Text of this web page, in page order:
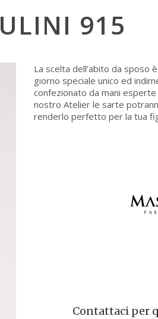
915
La scelta dell’abito da sposo
giorno speciale unico ed
confezionato da mani
nostro Atelier le sarte
renderlo perfetto per la tua
Contattaci per